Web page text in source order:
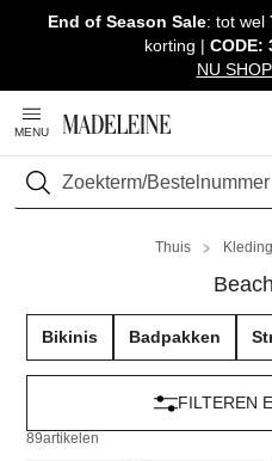
Navigatie overslaan, direct
End of Season Sale: tot wel
korting | CODE:
NU
MENU
Zoeken
Thuis Kleding
Bikinis Badpakken
89artikelen
FILTEREN